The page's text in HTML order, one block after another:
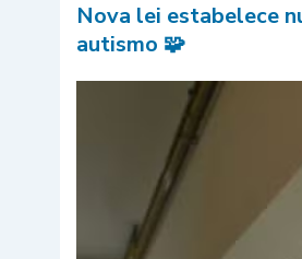
Nova lei estabelece
autismo 🧩